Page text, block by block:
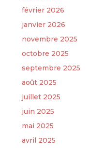
février 2026
janvier 2026
novembre 2025
octobre 2025
septembre 2025
août 2025
juillet 2025
juin 2025
mai 2025
avril 2025